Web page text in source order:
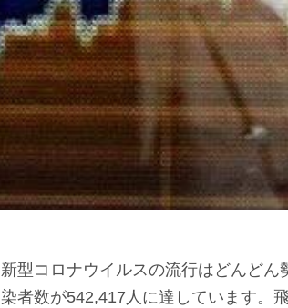
新型コロナウイルスの流行はどんど
染者数が542,417人に達しています。